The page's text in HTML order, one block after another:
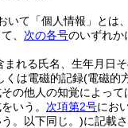
いて「個人情報」とは
、 次の各号のいずれか
まれる氏名、生年月日
くは電磁的記録(電磁的
の他人の知覚によって
いう。 次項第2号にお
。以下同じ。)に記載